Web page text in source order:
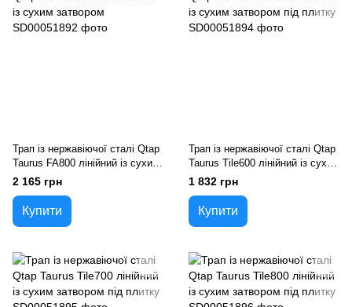
Трап із нержавіючої сталі Qtap
Taurus FA800 лінійний із сухим
затвором
2 165 грн
Купити
Трап із нержавіючої сталі Qtap
Taurus Tile600 лінійний із сухим
затвором під плитку
1 832 грн
Купити